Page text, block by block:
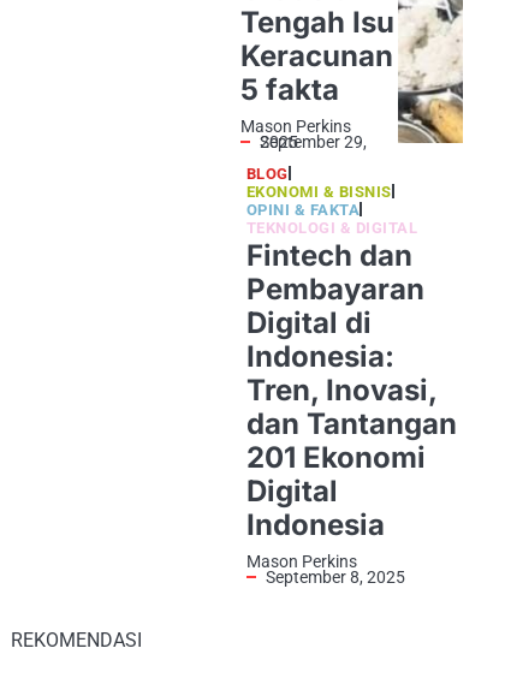
Tengah Isu
Keracunan
5 fakta
Mason Perkins
September 29, 2025
Fintech dan
Pembayaran
Digital di
Indonesia:
Tren, Inovasi,
dan Tantangan
201 Ekonomi
Digital
Indonesia
BLOG
EKONOMI & BISNIS
OPINI & FAKTA
TEKNOLOGI & DIGITAL
Mason Perkins
September 8, 2025
REKOMENDASI